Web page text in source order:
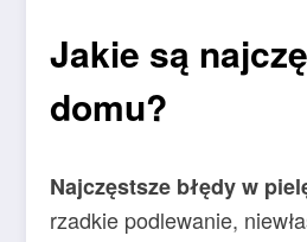
Jakie są
domu?
Najczęstsze błędy w
rzadkie podlewanie,